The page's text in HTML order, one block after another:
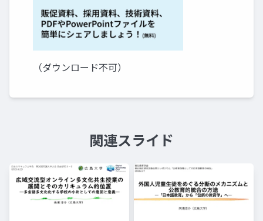
（ダウンロード不可）
関連スライド